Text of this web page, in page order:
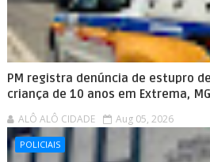
PM registra denúncia de estupro
criança de 10 anos em Extrema, MG
ALÔ ALÔ CIDADE Aug 05, 2026
POLICIAIS